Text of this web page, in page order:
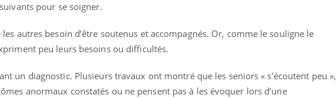
pour se soigner.
autres besoin d’être soutenus et accompagnés. Or, comme le souligne le
peu leurs besoins ou difficultés.
un diagnostic. Plusieurs travaux ont montré que les seniors « s’écoutent peu »,
anormaux constatés ou ne pensent pas à les évoquer lors d’une